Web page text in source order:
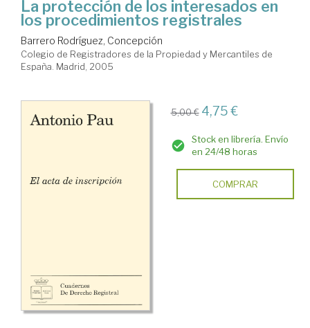
La protección de los interesados en
los procedimientos registrales
Barrero Rodríguez, Concepción
Colegio de Registradores de la Propiedad y Mercantiles de
España. Madrid, 2005
5,00 € 4,75 €
Stock en librería. Envío
en 24/48 horas
COMPRAR